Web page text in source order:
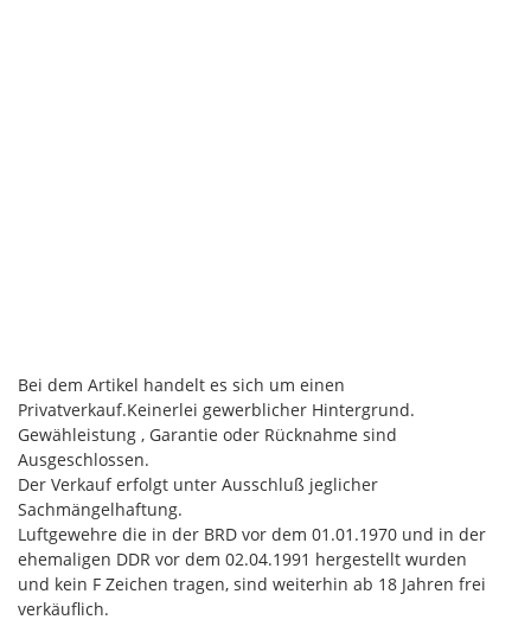
Bei dem Artikel handelt es sich um einen
Privatverkauf.Keinerlei gewerblicher Hintergrund.
Gewähleistung , Garantie oder Rücknahme sind
Ausgeschlossen.
Der Verkauf erfolgt unter Ausschluß jeglicher
Sachmängelhaftung.
Luftgewehre die in der BRD vor dem 01.01.1970 und in der
ehemaligen DDR vor dem 02.04.1991 hergestellt wurden
und kein F Zeichen tragen, sind weiterhin ab 18 Jahren frei
verkäuflich.